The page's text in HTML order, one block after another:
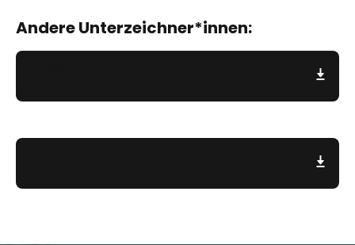
Andere Unterzeichner*innen: